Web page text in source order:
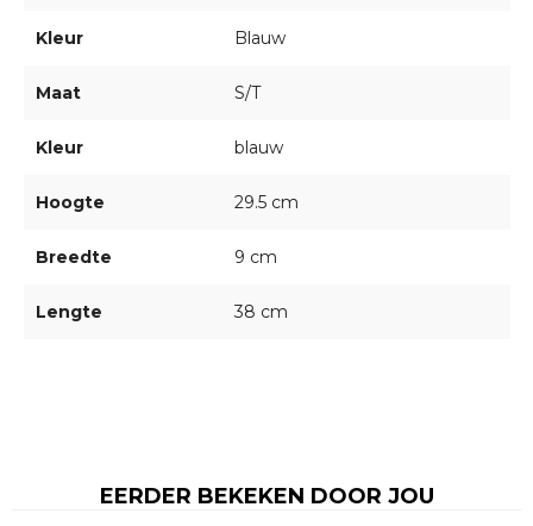
Kleur Blauw
Maat S/T
Kleur blauw
Hoogte 29.5 cm
Breedte 9 cm
Lengte 38 cm
EERDER BEKEKEN DOOR JOU